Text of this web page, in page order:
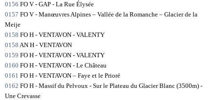
0156 FO V - GAP - La Rue Élysée
0157 FO V - Manœuvres Alpines – Vallée de la Romanche – Glacier de la
Meije
0158 FO H - VENTAVON - VALENTY
0158 AN H - VENTAVON
0159 FO H - VENTAVON - VALENTY
0160 FO H - VENTAVON - Le Château
0161 FO H - VENTAVON – Faye et le Prioré
0162 FO H - Massif du Pelvoux - Sur le Plateau du Glacier Blanc (3500m) -
Une Crevasse